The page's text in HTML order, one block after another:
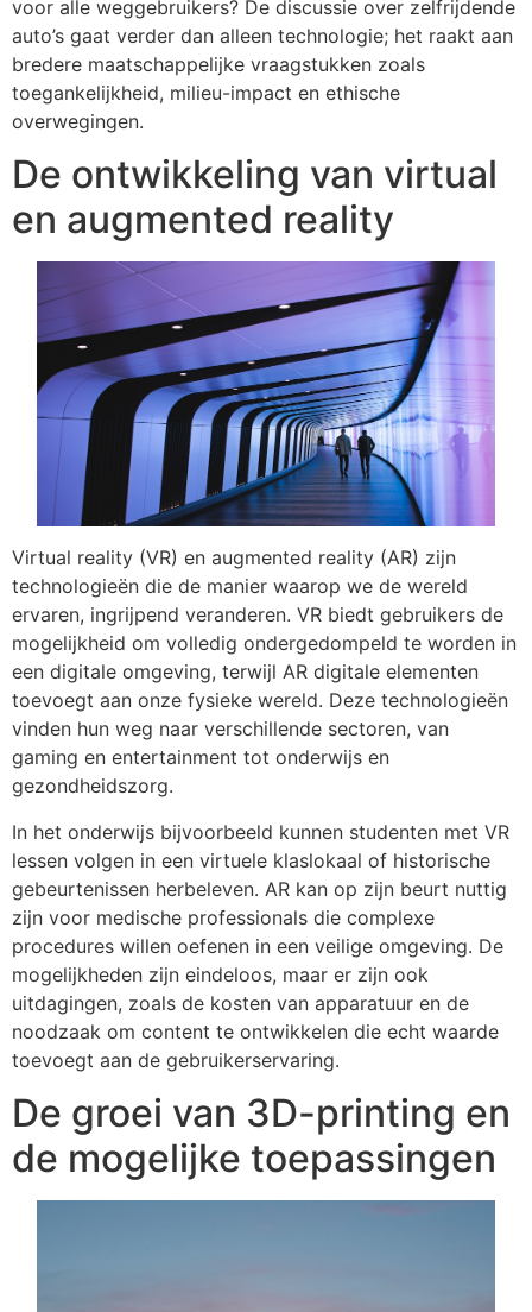
voor alle weggebruikers? De discussie over zelfrijdende
auto’s gaat verder dan alleen technologie; het raakt aan
bredere maatschappelijke vraagstukken zoals
toegankelijkheid, milieu-impact en ethische
overwegingen.
De ontwikkeling van virtual
en augmented reality
Virtual reality (VR) en augmented reality (AR) zijn
technologieën die de manier waarop we de wereld
ervaren, ingrijpend veranderen. VR biedt gebruikers de
mogelijkheid om volledig ondergedompeld te worden in
een digitale omgeving, terwijl AR digitale elementen
toevoegt aan onze fysieke wereld. Deze technologieën
vinden hun weg naar verschillende sectoren, van
gaming en entertainment tot onderwijs en
gezondheidszorg.
In het onderwijs bijvoorbeeld kunnen studenten met VR
lessen volgen in een virtuele klaslokaal of historische
gebeurtenissen herbeleven. AR kan op zijn beurt nuttig
zijn voor medische professionals die complexe
procedures willen oefenen in een veilige omgeving. De
mogelijkheden zijn eindeloos, maar er zijn ook
uitdagingen, zoals de kosten van apparatuur en de
noodzaak om content te ontwikkelen die echt waarde
toevoegt aan de gebruikerservaring.
De groei van 3D-printing en
de mogelijke toepassingen